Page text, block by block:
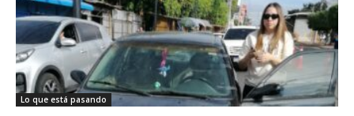
Lo que está pasando